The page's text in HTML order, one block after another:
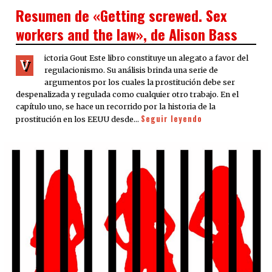
Resumen de «Getting screwed. Sex
workers and the law», de Alison Bass
V
ictoria Gout Este libro constituye un alegato a favor del
regulacionismo. Su análisis brinda una serie de
argumentos por los cuales la prostitución debe ser
despenalizada y regulada como cualquier otro trabajo. En el
capítulo uno, se hace un recorrido por la historia de la
prostitución en los EEUU desde… Seguir leyendo